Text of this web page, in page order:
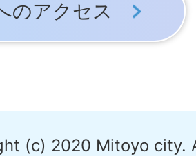
のアクセス
(c) 2020 Mitoyo city.